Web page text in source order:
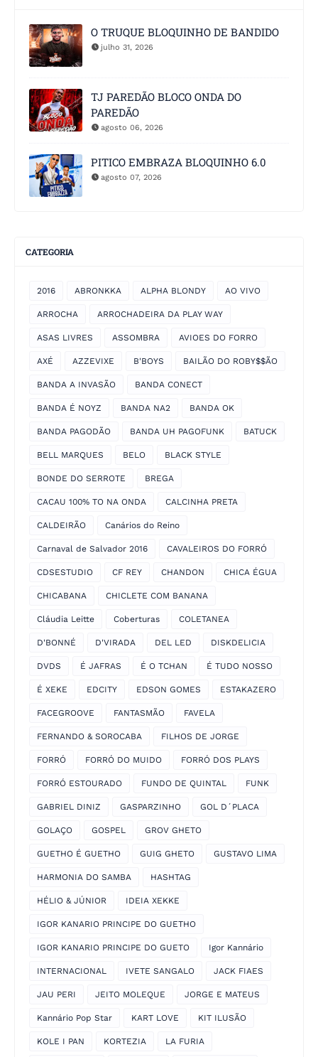
O TRUQUE BLOQUINHO DE BANDIDO
julho 31, 2026
TJ PAREDÃO BLOCO ONDA DO
PAREDÃO
agosto 06, 2026
PITICO EMBRAZA BLOQUINHO 6.0
agosto 07, 2026
CATEGORIA
2016 ABRONKKA ALPHA BLONDY AO VIVO
ARROCHA ARROCHADEIRA DA PLAY WAY
ASAS LIVRES ASSOMBRA AVIOES DO FORRO
AXÉ AZZEVIXE B'BOYS BAILÃO DO ROBY$$ÃO
BANDA A INVASÃO BANDA CONECT
BANDA É NOYZ BANDA NA2 BANDA OK
BANDA PAGODÃO BANDA UH PAGOFUNK BATUCK
BELL MARQUES BELO BLACK STYLE
BONDE DO SERROTE BREGA
CACAU 100% TO NA ONDA CALCINHA PRETA
CALDEIRÃO Canários do Reino
Carnaval de Salvador 2016 CAVALEIROS DO FORRÓ
CDSESTUDIO CF REY CHANDON CHICA ÉGUA
CHICABANA CHICLETE COM BANANA
Cláudia Leitte Coberturas COLETANEA
D'BONNÉ D'VIRADA DEL LED DISKDELICIA
DVDS É JAFRAS É O TCHAN É TUDO NOSSO
É XEKE EDCITY EDSON GOMES ESTAKAZERO
FACEGROOVE FANTASMÃO FAVELA
FERNANDO & SOROCABA FILHOS DE JORGE
FORRÓ FORRÓ DO MUIDO FORRÓ DOS PLAYS
FORRÓ ESTOURADO FUNDO DE QUINTAL FUNK
GABRIEL DINIZ GASPARZINHO GOL D´PLACA
GOLAÇO GOSPEL GROV GHETO
GUETHO É GUETHO GUIG GHETO GUSTAVO LIMA
HARMONIA DO SAMBA HASHTAG
HÉLIO & JÚNIOR IDEIA XEKKE
IGOR KANARIO PRINCIPE DO GUETHO
IGOR KANARIO PRINCIPE DO GUETO Igor Kannário
INTERNACIONAL IVETE SANGALO JACK FIAES
JAU PERI JEITO MOLEQUE JORGE E MATEUS
Kannário Pop Star KART LOVE KIT ILUSÃO
KOLE I PAN KORTEZIA LA FURIA